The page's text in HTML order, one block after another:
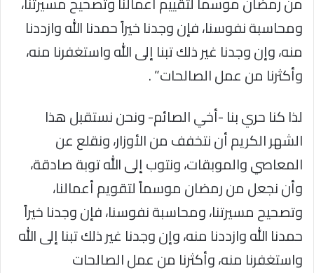
ومحاسبة نفوسنا، فإن وجدنا خيراً حمدنا الله وازددنا
منه، وإن وجدنا غير ذلك تبنا إلى الله واستغفرنا منه،
وأكثرنا من عمل الصالحات” .
لذا كنا حري بنا -أخي الصائم- ونحن نستقبل هذا
الشهر الكريم أن نتخفف من الأوزار، ونقلع عن
المعاصي والموبقات، ونتوب إلى الله توبة صادقة،
وأن نجعل من رمضان موسماً لتقويم أعمالنا،
وتصحيح مسيرتنا، ومحاسبة نفوسنا، فإن وجدنا خيراً
حمدنا الله وازددنا منه، وإن وجدنا غير ذلك تبنا إلى الله
واستغفرنا منه، وأكثرنا من عمل الصالحات